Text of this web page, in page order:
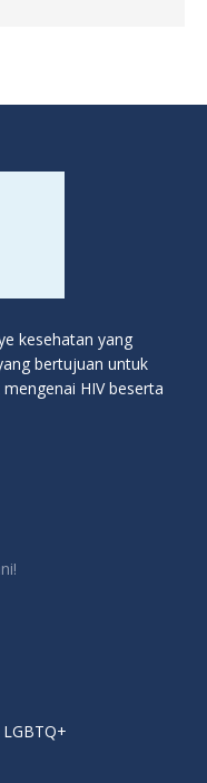
kesehatan yang
bertujuan untuk
HIV beserta